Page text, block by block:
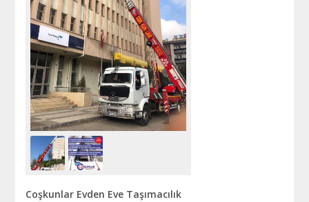
Coşkunlar Evden Eve Taşımacılık